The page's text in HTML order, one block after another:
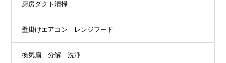
厨房ダクト清掃
壁掛けエアコン レンジフード
換気扇 分解 洗浄